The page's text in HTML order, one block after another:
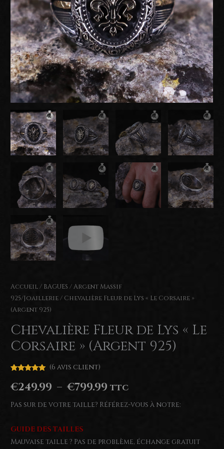
Accueil/ BAGUES /Argent Massif
925/Joaillerie/ Chevalière Fleur de Lys « Le Corsaire »
(Argent 925)
Chevalière Fleur de Lys « Le
Corsaire » (Argent 925)
sur 5
basé sur
client
(6 avis client)
€249.99 – €799.99 Plage
de
€249.99
TTC
Pas sur de votre taille? Référez-vous à notre:
GUIDE DES TAILLES
Mauvaise taille ? Pas de problème, échange gratuit